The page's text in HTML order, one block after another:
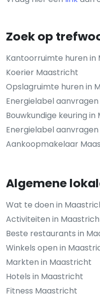
Zoek op
Kantoorruimte huren in
Koerier Maastricht
Opslagruimte huren in
Energielabel
Bouwkundige keuring
Energielabel
Aankoopmakelaar
Algemene
Wat te doen in
Activiteiten in
Beste restaurants in
Winkels open in
Markten in Maastricht
Hotels in Maastricht
Fitness Maastricht